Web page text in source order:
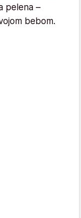
pelena –
bebom.